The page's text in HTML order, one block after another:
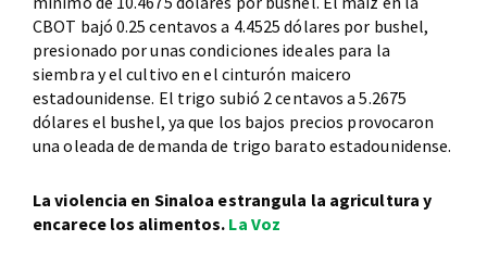
CBOT bajó 0.25 centavos a 4.4525 dólares por bushel,
presionado por unas condiciones ideales para la
siembra y el cultivo en el cinturón maicero
estadounidense. El trigo subió 2 centavos a 5.2675
dólares el bushel, ya que los bajos precios provocaron
una oleada de demanda de trigo barato estadounidense.
La violencia en Sinaloa estrangula la agricultura y
encarece los alimentos. La Voz